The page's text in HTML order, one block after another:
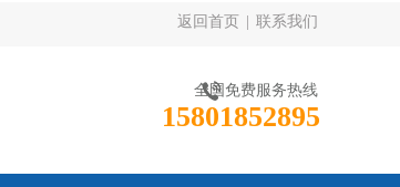
返回首页 联系我们
全国免费服务热线
15801852895